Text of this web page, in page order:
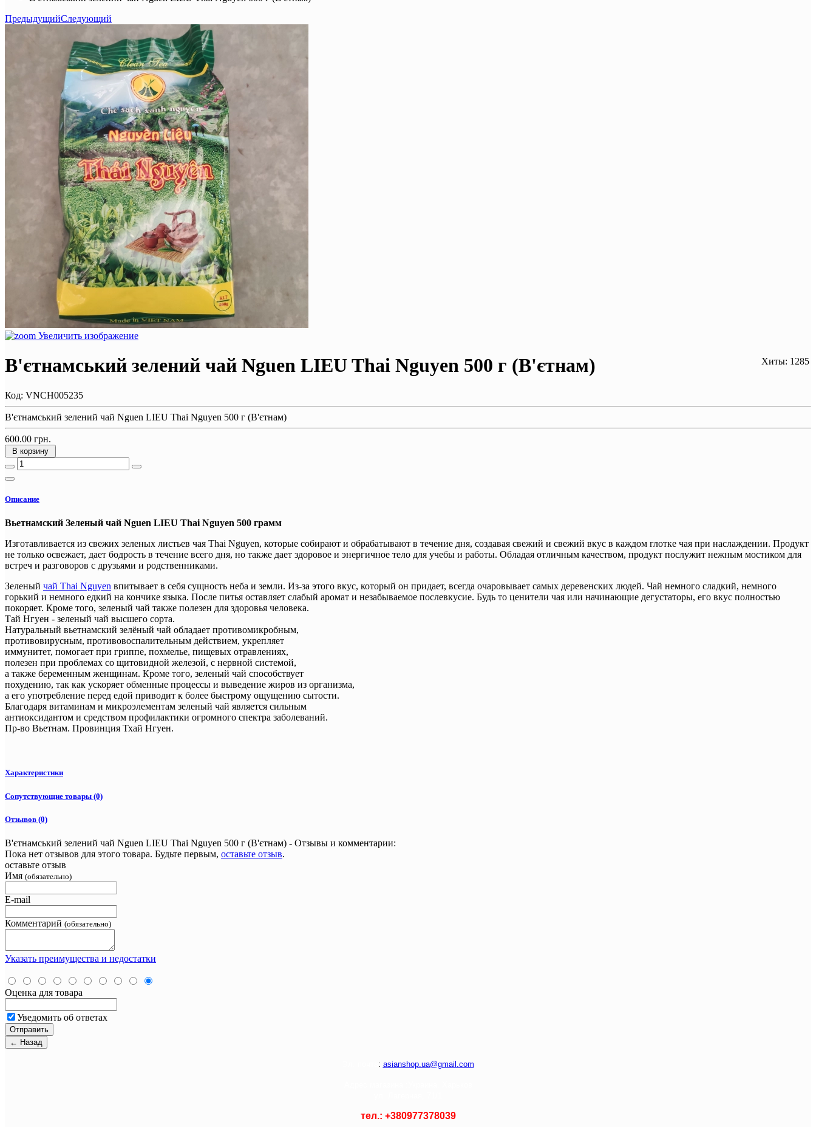
ПредыдущийСледующий
Увеличить изображение
Хиты: 1285
В'єтнамський зелений чай Nguen LIEU Thai Nguyen 500 г (В'єтнам)
Код: VNCH005235
В'єтнамський зелений чай Nguen LIEU Thai Nguyen 500 г (В'єтнам)
600.00 грн.
В корзину
Описание
Вьетнамский Зеленый чай Nguen LIEU Thai Nguyen 500 грамм
Изготавливается из свежих зеленых листьев чая Thai Nguyen, которые собирают и обрабатывают в течение дня, создавая свежий и свежий вкус в каждом глотке чая при наслаждении. Продукт
не только освежает, дает бодрость в течение всего дня, но также дает здоровое и энергичное тело для учебы и работы. Обладая отличным качеством, продукт послужит нежным мостиком для
встреч и разговоров с друзьями и родственниками.
Зеленый чай Thai Nguyen впитывает в себя сущность неба и земли. Из-за этого вкус, который он придает, всегда очаровывает самых деревенских людей. Чай немного сладкий, немного
горький и немного едкий на кончике языка. После питья оставляет слабый аромат и незабываемое послевкусие. Будь то ценители чая или начинающие дегустаторы, его вкус полностью
покоряет. Кроме того, зеленый чай также полезен для здоровья человека.
Тай Нгуен - зеленый чай высшего сорта.
Натуральный вьетнамский зелёный чай обладает противомикробным,
противовирусным, противовоспалительным действием, укрепляет
иммунитет, помогает при гриппе, похмелье, пищевых отравлениях,
полезен при проблемах со щитовидной железой, с нервной системой,
а также беременным женщинам. Кроме того, зеленый чай способствует
похудению, так как ускоряет обменные процессы и выведение жиров из организма,
а его употребление перед едой приводит к более быстрому ощущению сытости.
Благодаря витаминам и микроэлементам зеленый чай является сильным
антиоксидантом и средством профилактики огромного спектра заболеваний.
Пр-во Вьетнам. Провинция Тхай Нгуен.
Характеристики
Сопутствующие товары (0)
Отзывов (0)
В'єтнамський зелений чай Nguen LIEU Thai Nguyen 500 г (В'єтнам) - Отзывы и комментарии:
Пока нет отзывов для этого товара. Будьте первым, оставьте отзыв.
оставьте отзыв
Имя (обязательно)
E-mail
Комментарий (обязательно)
Указать преимущества и недостатки
Оценка для товара
Уведомить об ответах
: asianshop.ua@gmail.com
тел.: +380977378039